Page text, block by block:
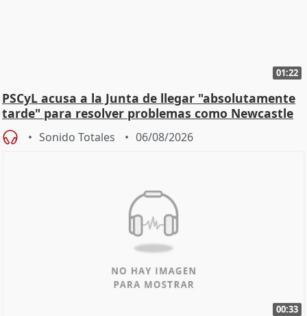
01:22
PSCyL acusa a la Junta de llegar "absolutamente
tarde" para resolver problemas como Newcastle
Sonido Totales 06/08/2026
00:33